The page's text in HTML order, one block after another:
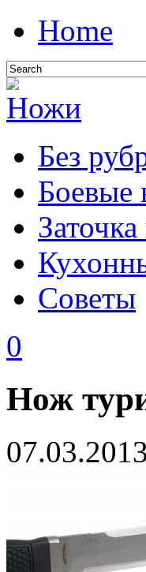
Home
Без
Боевые
Советы
0
Нож
07.03.2013